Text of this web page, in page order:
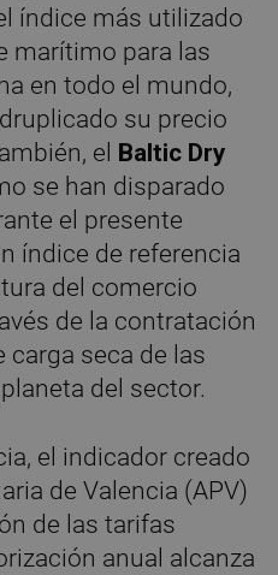
índice más utilizado
marítimo para las
en todo el mundo,
su precio
el Baltic Dry
se han disparado
el presente
índice de referencia
del comercio
de la contratación
seca de las
del sector.
el indicador creado
de Valencia (APV)
de las tarifas
anual alcanza